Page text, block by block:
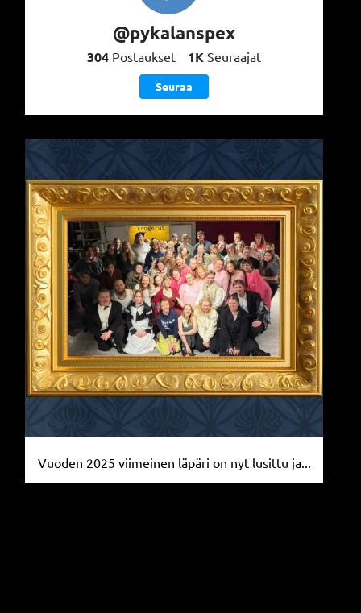
@pykalanspex
304 Postaukset 1K Seuraajat
Seuraa
Vuoden 2025 viimeinen läpäri on nyt lusittu ja...